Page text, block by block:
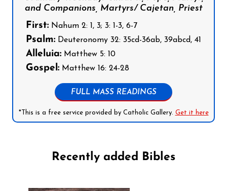
and Companions, Martyrs/ Cajetan, Priest
First: Nahum 2: 1, 3; 3: 1-3, 6-7
Psalm: Deuteronomy 32: 35cd-36ab, 39abcd, 41
Alleluia: Matthew 5: 10
Gospel: Matthew 16: 24-28
FULL MASS READINGS
*This is a free service provided by Catholic Gallery. Get it here
Recently added Bibles